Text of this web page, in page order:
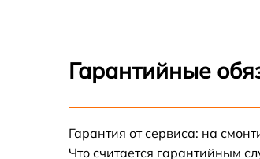
Замена материнской
Гарантийные
Гарантия от сервиса: на
Что считается гарантийным